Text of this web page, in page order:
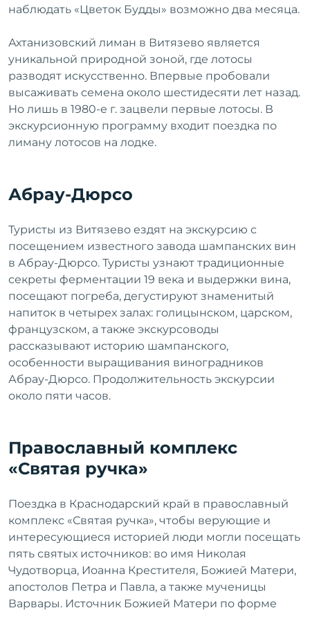
наблюдать «Цветок Будды» возможно два месяца.
Ахтанизовский лиман в Витязево является
уникальной природной зоной, где лотосы
разводят искусственно. Впервые пробовали
высаживать семена около шестидесяти лет назад.
Но лишь в 1980-е г. зацвели первые лотосы. В
экскурсионную программу входит поездка по
лиману лотосов на лодке.
Абрау-Дюрсо
Туристы из Витязево ездят на экскурсию с
посещением известного завода шампанских вин
в Абрау-Дюрсо. Туристы узнают традиционные
секреты ферментации 19 века и выдержки вина,
посещают погреба, дегустируют знаменитый
напиток в четырех залах: голицынском, царском,
французском, а также экскурсоводы
рассказывают историю шампанского,
особенности выращивания виноградников
Абрау-Дюрсо. Продолжительность экскурсии
около пяти часов.
Православный комплекс
«Святая ручка»
Поездка в Краснодарский край в православный
комплекс «Святая ручка», чтобы верующие и
интересующиеся историей люди могли посещать
пять святых источников: во имя Николая
Чудотворца, Иоанна Крестителя, Божией Матери,
апостолов Петра и Павла, а также мученицы
Варвары. Источник Божией Матери по форме